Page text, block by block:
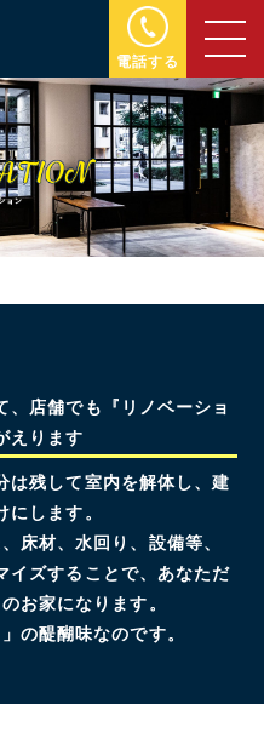
電話する
、店舗でも『リノベーショ
えります
は残して室内を解体し、建
にします。
床材、水回り、設備等、
イズすることで、あなただ
お家になります。
の醍醐味なのです。